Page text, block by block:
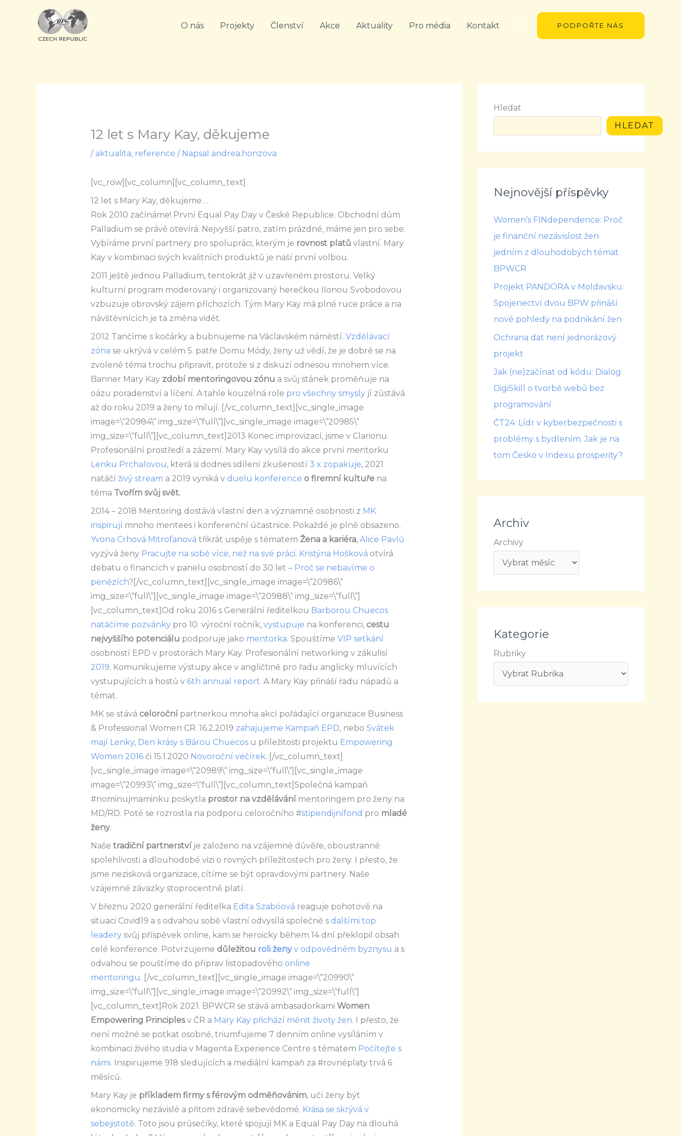
O nás Projekty Členství Akce Aktuality Pro média Kontakt Hledat PODPOŘTE NÁS
12 let s Mary Kay, děkujeme
/ aktualita, reference / Napsal andrea.honzova
[vc_row][vc_column][vc_column_text]
12 let s Mary Kay, děkujeme….
Rok 2010 začínáme! První Equal Pay Day v České Republice. Obchodní dům
Palladium se právě otevírá. Nejvyšší patro, zatím prázdné, máme jen pro sebe.
Vybíráme první partnery pro spolupráci, kterým je rovnost platů vlastní. Mary
Kay v kombinaci svých kvalitních produktů je naší první volbou.
2011 ještě jednou Palladium, tentokrát již v uzavřeném prostoru. Velký
kulturní program moderovaný i organizovaný herečkou Ilonou Svobodovou
vzbuzuje obrovský zájem příchozích. Tým Mary Kay má plné ruce práce a na
návštěvnících je ta změna vidět.
2012 Tančíme s kočárky a bubnujeme na Václavském náměstí. Vzdělávací
zóna se ukrývá v celém 5. patře Domu Módy, ženy už vědí, že je dobré se na
zvolené téma trochu připravit, protože si z diskuzí odnesou mnohem více.
Banner Mary Kay zdobí mentoringovou zónu a svůj stánek proměňuje na
oázu poradenství a líčení. A tahle kouzelná role pro všechny smyslyjí zůstává
až do roku 2019 a ženy to milují. [/vc_column_text][vc_single_image
image=\“20984\“ img_size=\“full\“][vc_single_image image=\“20985\“
img_size=\“full\“][vc_column_text] 2013 Konec improvizací, jsme v Clarionu.
Profesionální prostředí a zázemí. Mary Kay vysílá do akce první mentorku
Lenku Prchalovou, která si dodnes sdílení zkušeností 3 x zopakuje, 2021
natáčí živý stream a 2019 vyniká v duelu konference o firemní kultuřena
téma Tvořím svůj svět.
2014 – 2018 Mentoring dostává vlastní den a významné osobnosti z MK
inspirují mnoho mentees i konferenční účastnice. Pokaždé je plně obsazeno.
Yvona Crhová Mitrofanová třikrát uspěje s tématem Žena a kariéra, Alice Pavlů
vyzývá ženy Pracujte na sobě více, než na své práci. Kristýna Hošková otvírá
debatu o financích v panelu osobností do 30 let – Proč se nebavíme o
penězích? [/vc_column_text][vc_single_image image=\“20986\“
img_size=\“full\“][vc_single_image image=\“20988\“ img_size=\“full\“]
[vc_column_text] Od roku 2016 s Generální ředitelkou Barborou Chuecos
natáčíme pozvánkypro 10. výroční ročník, vystupuje na konferenci, cestu
nejvyššího potenciálu podporuje jako mentorka. Spouštíme VIP setkání
osobností EPD v prostorách Mary Kay. Profesionální networking v zákulisí
2019. Komunikujeme výstupy akce v angličtině pro řadu anglicky mluvících
vystupujících a hostů v 6th annual report. A Mary Kay přináší řadu nápadů a
témat.
MK se stává celoroční partnerkou mnoha akcí pořádající organizace Business
& Professional Women CR. 16.2.2019 zahajujeme Kampaň EPD, nebo Svátek
mají Lenky, Den krásy s Bárou Chuecosu příležitosti projektu Empowering
Women 2016či 15.1.2020 Novoroční večírek. [/vc_column_text]
[vc_single_image image=\“20989\“ img_size=\“full\“][vc_single_image
image=\“20993\“ img_size=\“full\“][vc_column_text] Společná kampaň
#nominujmaminku poskytla prostor na vzdělávání mentoringem pro ženy na
MD/RD. Poté se rozrostla na podporu celoročního #stipendijnífond pro mladé
ženy.
Naše tradiční partnerství je založeno na vzájemné důvěře, oboustranné
spolehlivosti a dlouhodobé vizi o rovných příležitostech pro ženy. I přesto, že
jsme nezisková organizace, cítíme se být opravdovými partnery. Naše
vzájemné závazky stoprocentně platí.
V březnu 2020 generální ředitelka Edita Szabóová reaguje pohotově na
situaci Covid19 a s odvahou sobě vlastní odvysílá společně s dalšími top
leaderysvůj příspěvek online, kam se heroicky během 14 dní překlopil obsah
celé konference. Potvrzujeme důležitou roli ženyv odpovědném byznysu a s
odvahou se pouštíme do příprav listopadového online
mentoringu. [/vc_column_text][vc_single_image image=\“20990\“
img_size=\“full\“][vc_single_image image=\“20992\“ img_size=\“full\“]
[vc_column_text] Rok 2021. BPWCR se stává ambasadorkami Women
Empowering Principlesv ČR a Mary Kay přichází měnit životy žen. I přesto, že
není možné se potkat osobně, triumfujeme 7 denním online vysíláním v
kombinaci živého studia v Magenta Experience Centre s tématem Počítejte s
námi. Inspirujeme 918 sledujících a mediální kampaň za #rovnéplaty trvá 6
měsíců.
Mary Kay je příkladem firmy s férovým odměňovánim, učí ženy být
ekonomicky nezávislé a přitom zdravě sebevědomé. Krása se skrývá v
sebejistotě. Toto jsou průsečíky, které spojují MK a Equal Pay Day na dlouhá
Hledat
HLEDAT
Nejnovější příspěvky
Women’s FINdependence: Proč
je finanční nezávislost žen
jedním z dlouhodobých témat
BPWCR
Projekt PANDORA v Moldavsku:
Spojenectví dvou BPW přináší
nové pohledy na podnikání žen
Ochrana dat není jednorázový
projekt
Jak (ne)začínat od kódu: Dialog
DigiSkill o tvorbě webů bez
programování
ČT24: Lídr v kyberbezpečnosti s
problémy s bydlením. Jak je na
tom Česko v Indexu prosperity?
Archiv
Archivy
Kategorie
Rubriky